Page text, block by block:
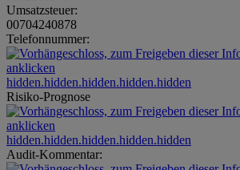
Umsatzsteuer:
00704240878
Telefonnummer:
hidden.hidden.hidden.hidden.hidden
Risiko-Prognose
hidden.hidden.hidden.hidden.hidden
Audit-Kommentar: